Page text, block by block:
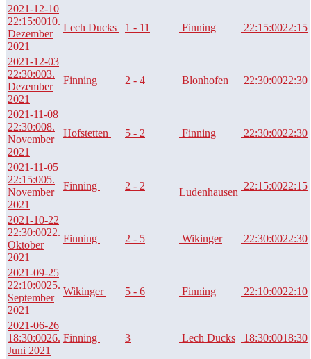
2021-12-10
22:15:0010.
Dezember
2021
Lech Ducks 1 - 11 Finning 22:15:0022:15
2021-12-03
22:30:003.
Dezember
2021
Finning 2 - 4 Blonhofen 22:30:0022:30
2021-11-08
22:30:008.
November
2021
Hofstetten 5 - 2 Finning 22:30:0022:30
2021-11-05
22:15:005.
November
2021
Finning 2 - 2
Ludenhausen
22:15:0022:15
2021-10-22
22:30:0022.
Oktober
2021
Finning 2 - 5 Wikinger 22:30:0022:30
2021-09-25
22:10:0025.
September
2021
Wikinger 5 - 6 Finning 22:10:0022:10
2021-06-26
18:30:0026.
Juni 2021
Finning 3 Lech Ducks 18:30:0018:30